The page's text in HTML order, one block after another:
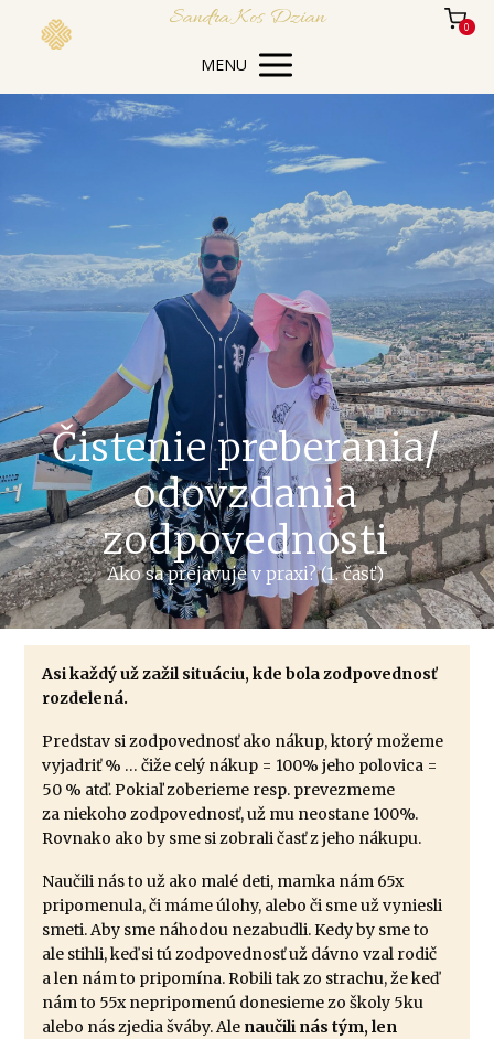
Sandra Kos Dzian 0
MENU
Čistenie preberania/
odovzdania
zodpovednosti
Ako sa prejavuje v praxi? (1. časť)
Asi každý už zažil situáciu, kde bola zodpovednosť
rozdelená.
Predstav si zodpovednosť ako nákup, ktorý možeme
vyjadriť % … čiže celý nákup = 100% jeho polovica =
50 % atď. Pokiaľ zoberieme resp. prevezmeme
za niekoho zodpovednosť, už mu neostane 100%.
Rovnako ako by sme si zobrali časť z jeho nákupu.
Naučili nás to už ako malé deti, mamka nám 65x
pripomenula, či máme úlohy, alebo či sme už vyniesli
smeti. Aby sme náhodou nezabudli. Kedy by sme to
ale stihli, keď si tú zodpovednosť už dávno vzal rodič
a len nám to pripomína. Robili tak zo strachu, že keď
nám to 55x nepripomenú donesieme zo školy 5ku
alebo nás zjedia šváby. Ale naučili nás tým, len